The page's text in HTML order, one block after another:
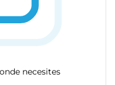
necesites